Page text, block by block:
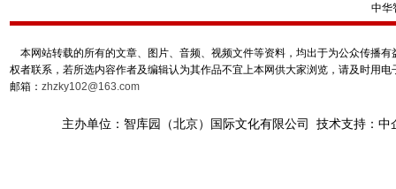
中华
本网站转载的所有的文章、图片、音频、视频文件等资料，均出于为公众传播
权者联系，若所选内容作者及编辑认为其作品不宜上本网供大家浏览，请及时用
邮箱： zhzky102@163.com
主办单位：智库园（北京）国际文化有限公司 技术支持：